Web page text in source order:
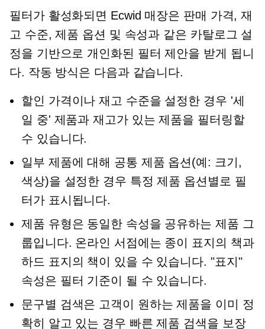
필터가 활성화되면 Ecwid 매장은 판매 가격, 재
고 수준, 제품 옵션 및 속성과 같은 카탈로그 설
정을 기반으로 개인화된 필터 제안을 받게 됩니
다. 작동 방식은 다음과 같습니다.
할인 가격이나 재고 수준을 설정한 경우 '세
일 중' 제품과 재고가 있는 제품을 필터링할
수 있습니다.
일부 제품에 대해 공통 제품 옵션(예: 크기,
색상)을 설정한 경우 특정 제품 옵션별로 필
터가 표시됩니다.
제품 유형은 동일한 속성을 공유하는 제품 그
룹입니다. 온라인 서점에는 종이 표지의 책과
하드 표지의 책이 있을 수 있습니다. "표지"
속성은 필터 기준이 될 수 있습니다.
문구별 검색은 고객이 원하는 제품을 이미 정
확히 알고 있는 경우 빠른 제품 검색을 보장